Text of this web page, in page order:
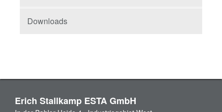
Downloads
Erich Stallkamp ESTA GmbH